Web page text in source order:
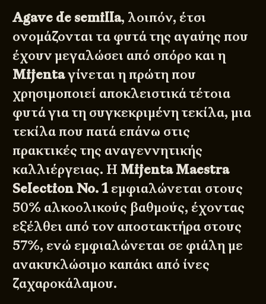
Agave de semilla, λοιπόν, έτσι
ονομάζονται τα φυτά της αγαύης που
έχουν μεγαλώσει από σπόρο και η
Mijentaγίνεται η πρώτη που
χρησιμοποιεί αποκλειστικά τέτοια
φυτά για τη συγκεκριμένη τεκίλα, μια
τεκίλα που πατά επάνω στις
πρακτικές της αναγεννητικής
καλλιέργειας. Η Mijenta Maestra
Selection No. 1 εμφιαλώνεται στους
50% αλκοολικούς βαθμούς, έχοντας
εξέλθει από τον αποστακτήρα στους
57%, ενώ εμφιαλώνεται σε φιάλη με
ανακυκλώσιμο καπάκι από ίνες
ζαχαροκάλαμου.